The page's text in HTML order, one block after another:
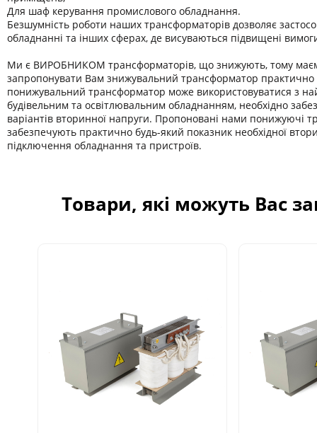
Для шаф керування промислового обладнання.
Безшумність роботи наших трансформаторів дозволяє
обладнанні та інших сферах, де висуваються підвищені
Ми є ВИРОБНИКОМ трансформаторів, що знижують, тому
запропонувати Вам знижувальний трансформатор практично
понижувальний трансформатор може використовуватися з
будівельним та освітлювальним обладнанням, необхідно
варіантів вторинної напруги. Пропоновані нами понижуючі
забезпечують практично будь-який показник необхідної
підключення обладнання та пристроїв.
Товари, які можуть Вас